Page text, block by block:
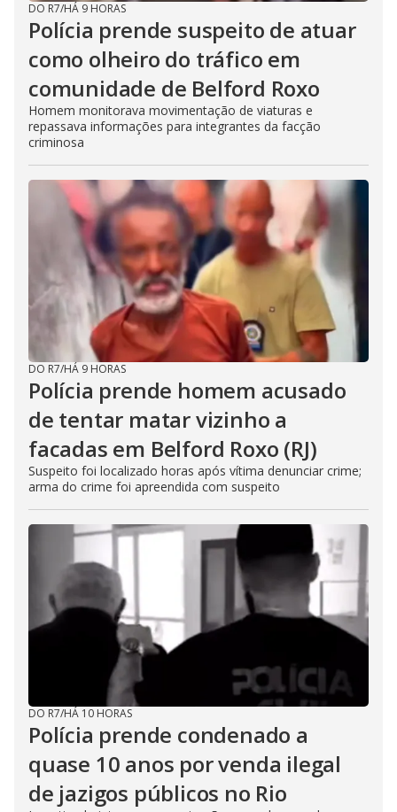
DO R7/HÁ 9 HORAS
Polícia prende suspeito de atuar
como olheiro do tráfico em
comunidade de Belford Roxo
Homem monitorava movimentação de viaturas e
repassava informações para integrantes da facção
criminosa
DO R7/HÁ 9 HORAS
Polícia prende homem acusado
de tentar matar vizinho a
facadas em Belford Roxo (RJ)
Suspeito foi localizado horas após vítima denunciar crime;
arma do crime foi apreendida com suspeito
DO R7/HÁ 10 HORAS
Polícia prende condenado a
quase 10 anos por venda ilegal
de jazigos públicos no Rio